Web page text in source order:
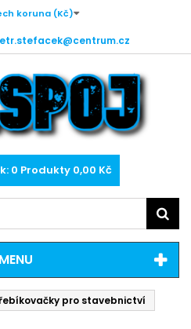
koruna (Kč)
0 Produkty 0,00 Kč
MENU
pro stavebnictví